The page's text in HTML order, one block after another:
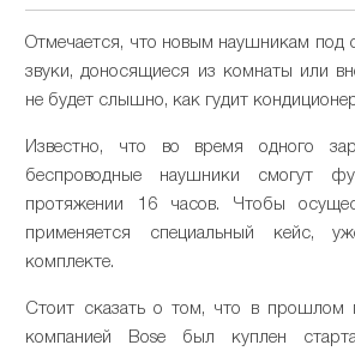
Отмечается, что новым наушникам под
звуки, доносящиеся из комнаты или
не будет слышно, как гудит
Известно, что во время одного
беспроводные наушники смогут
протяжении 16 часов. Чтобы
применяется специальный кейс,
комплекте.
Стоит сказать о том, что в прошлом
компанией Bose был куплен